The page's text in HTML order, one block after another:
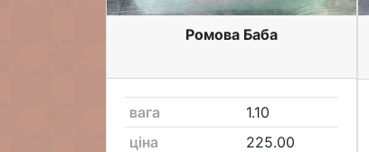
Ромова Баба
вага
1.10
ціна
225.00